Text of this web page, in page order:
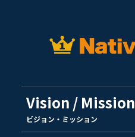
Vision / Mission
ビジョン・ミッション